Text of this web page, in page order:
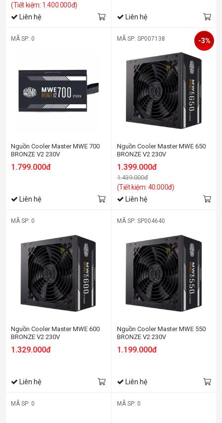
(Tiết kiệm: 1.400.000đ)
Liên hệ Liên hệ
MÃ SP: 0
Nguồn Cooler Master MWE 700
BRONZE V2 230V
1.799.000đ
Liên hệ
MÃ SP: SP007138
Nguồn Cooler Master MWE 650
BRONZE V2 230V
1.399.000đ
1.439.000đ
(Tiết kiệm: 40.000đ)
-3%
Liên hệ
MÃ SP: 0
Nguồn Cooler Master MWE 600
BRONZE V2 230V
1.329.000đ
Liên hệ
MÃ SP: SP004640
Nguồn Cooler Master MWE 550
BRONZE V2 230V
1.199.000đ
Liên hệ
MÃ SP: 0 MÃ SP: 0